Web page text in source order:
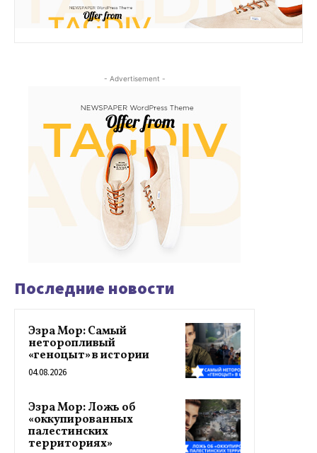
- Advertisement -
Последние новости
Эзра Мор: Самый
неторопливый
«геноцыт» в истории
04.08.2026
Эзра Мор: Ложь об
«оккупированных
палестинских
территориях»